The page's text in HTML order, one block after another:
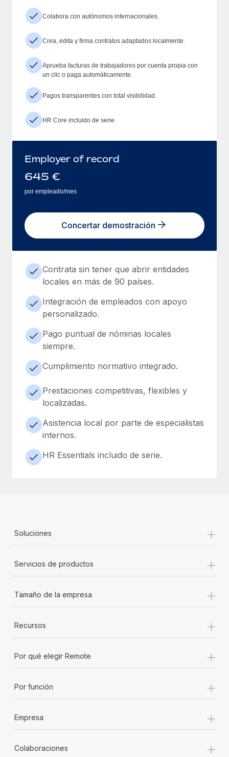
Colabora con autónomos internacionales.
Crea, edita y firma contratos adaptados localmente.
Aprueba facturas de trabajadores por cuenta propia con
un clic o paga automáticamente.
Pagos transparentes con total visibilidad.
HR Core incluido de serie.
Employer of record
645 €
por empleado/mes
Concertar demostración
Contrata sin tener que abrir entidades
locales en más de 90 países.
Integración de empleados con apoyo
personalizado.
Pago puntual de nóminas locales
siempre.
Cumplimiento normativo integrado.
Prestaciones competitivas, flexibles y
localizadas.
Asistencia local por parte de especialistas
internos.
HR Essentials incluido de serie.
Soluciones +
Servicios de productos +
Tamaño de la empresa +
Recursos +
Por qué elegir Remote +
Por función +
Empresa +
Colaboraciones +